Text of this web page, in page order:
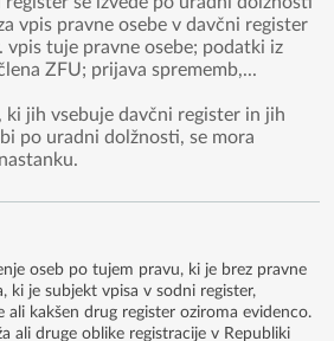
vpis pravne osebe v davčni register
vpis tuje pravne osebe; podatki iz
ZFU; prijava sprememb,...
ki jih vsebuje davčni register in jih
po uradni dolžnosti, se mora
oseb po tujem pravu, ki je brez pravne
ki je subjekt vpisa v sodni register,
ali kakšen drug register oziroma evidenco.
ali druge oblike registracije v Republiki